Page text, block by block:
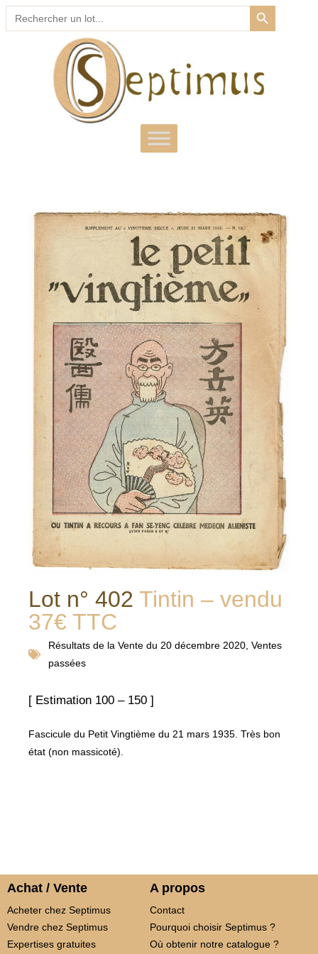
Search
for:
SEARCH BUTTON
Lot n° 402 Tintin – vendu
37€ TTC
Résultats de la Vente du 20 décembre 2020 Ventes
passées
[ Estimation 100 – 150 ]
Fascicule du Petit Vingtième du 21 mars 1935. Très bon
état (non massicoté).
Achat / Vente
Acheter chez Septimus
Vendre chez Septimus
Expertises gratuites
A propos
Contact
Pourquoi choisir Septimus ?
Où obtenir notre catalogue ?